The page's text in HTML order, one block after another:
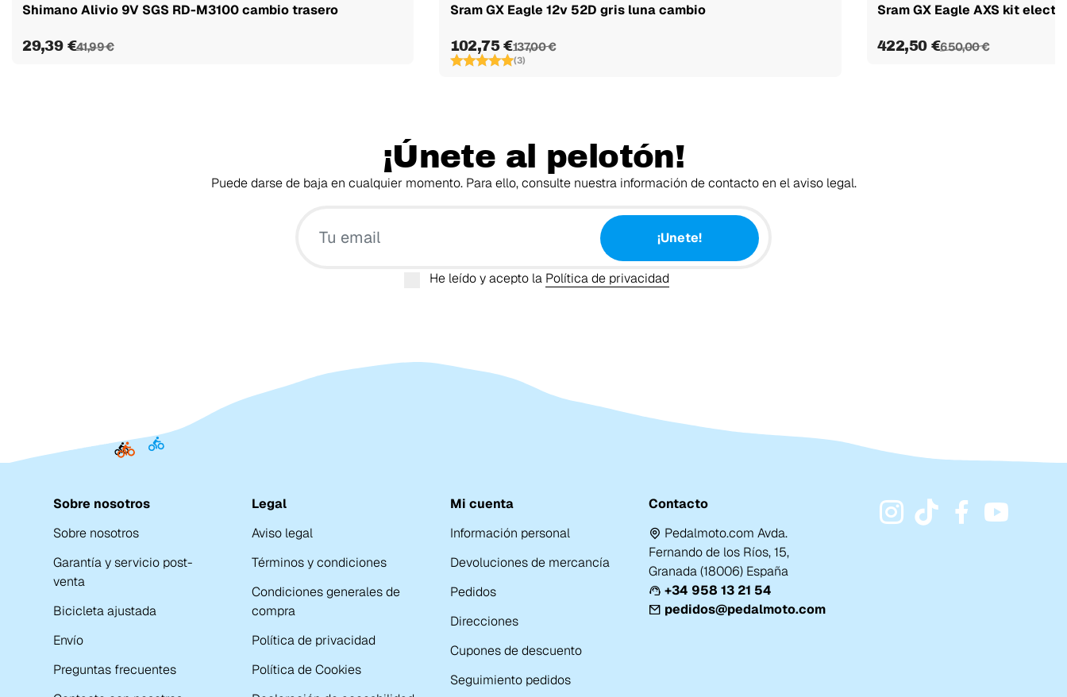
Shimano Alivio 9V SGS RD-M3100 cambio trasero
29,39 €41,99 €
Sram GX Eagle 12v 52D gris luna cambio
102,75 €137,00 €
(3)
Sram GX Eagle AXS kit
422,50 €650,00 €
¡Únete al pelotón!
Puede darse de baja en cualquier momento. Para ello, consulte nuestra información de contacto en el aviso legal.
¡Unete!
He leído y acepto la Política de privacidad
Sobre nosotros
Sobre nosotros
Garantía y servicio post-
venta
Bicicleta ajustada
Envío
Preguntas frecuentes
Legal
Aviso legal
Términos y condiciones
Condiciones generales de
compra
Política de privacidad
Política de Cookies
Mi cuenta
Información personal
Devoluciones de mercancía
Pedidos
Direcciones
Cupones de descuento
Seguimiento pedidos
Contacto
Pedalmoto.com Avda.
Fernando de los Ríos, 15,
Granada (18006) España
+34 958 13 21 54
pedidos@pedalmoto.com